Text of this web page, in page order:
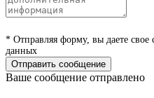
* Отправляя форму, вы даете свое
данных
Отправить сообщение
Ваше сообщение отправлено